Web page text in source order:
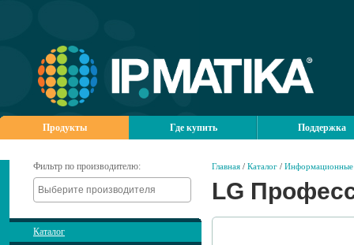
Продукты Где купить Поддержка
Фильтр по производителю:
Каталог
Главная / Каталог / Информационные
LG